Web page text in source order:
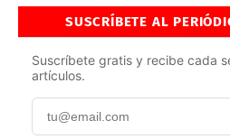
SUSCRÍBETE AL
Suscríbete gratis y recibe cada
artículos.